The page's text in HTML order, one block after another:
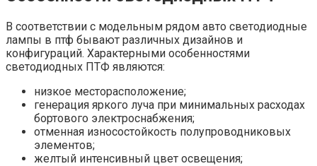
В соответствии с модельным рядом авто светодиодные
лампы в птф бывают различных дизайнов и
конфигураций. Характерными особенностями
светодиодных ПТФ являются:
низкое месторасположение;
генерация яркого луча при минимальных расходах
бортового электроснабжения;
отменная износостойкость полупроводниковых
элементов;
желтый интенсивный цвет освещения;